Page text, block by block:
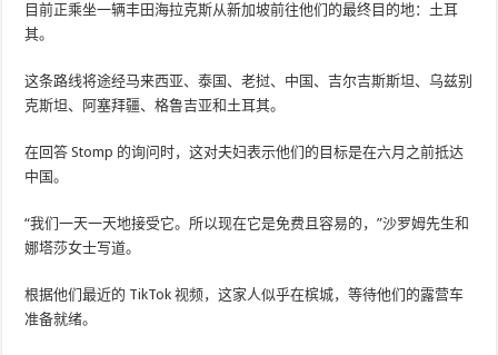
目前正乘坐一辆丰田海拉克斯从新加坡前往他们的最终目的地：土耳
其。
这条路线将途经马来西亚、泰国、老挝、中国、吉尔吉斯斯坦、乌兹别
克斯坦、阿塞拜疆、格鲁吉亚和土耳其。
在回答 Stomp 的询问时，这对夫妇表示他们的目标是在六月之前抵达
中国。
“我们一天一天地接受它。所以现在它是免费且容易的，”沙罗姆先生和
娜塔莎女士写道。
根据他们最近的 TikTok 视频，这家人似乎在槟城，等待他们的露营车
准备就绪。